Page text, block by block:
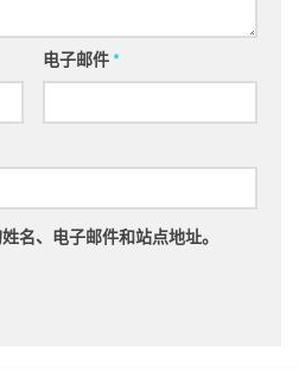
电子邮件*
名、电子邮件和站点地址。